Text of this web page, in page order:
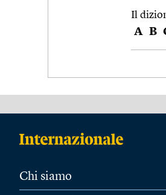
Il
A B
Chi siamo